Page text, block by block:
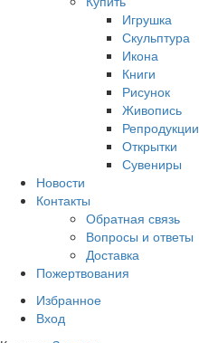
Игрушка
Скульптура
Икона
Книги
Рисунок
Живопись
Репродукции
Открытки
Сувениры
Новости
Контакты
Обратная связь
Вопросы и ответы
Доставка
Пожертвования
Избранное
Вход